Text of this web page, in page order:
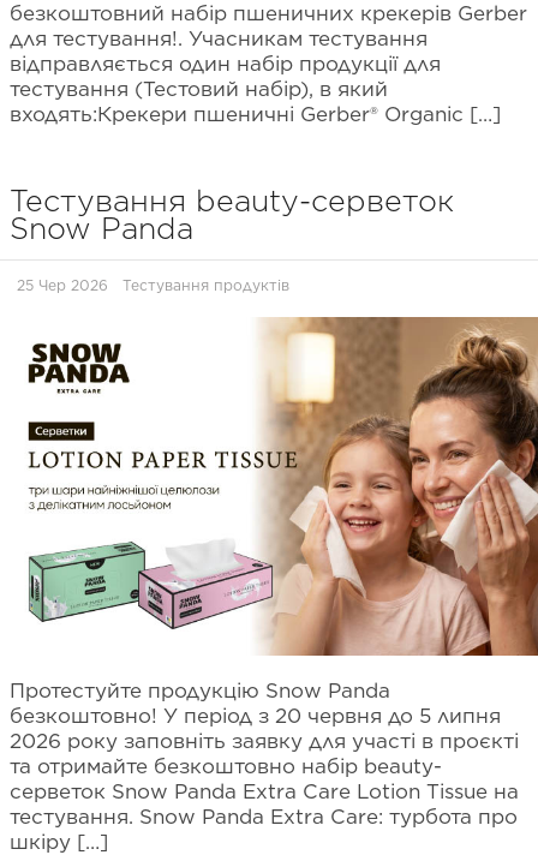
безкоштовний набір пшеничних крекерів Gerber
для тестування!. Учасникам тестування
відправляється один набір продукції для
тестування (Тестовий набір), в який
входять:Крекери пшеничні Gerber® Organic […]
Тестування beauty-серветок
Snow Panda
25 Чер 2026 Тестування продуктів
Протестуйте продукцію Snow Panda
безкоштовно! У період з 20 червня до 5 липня
2026 року заповніть заявку для участі в проєкті
та отримайте безкоштовно набір beauty-
серветок Snow Panda Extra Care Lotion Tissue на
тестування. Snow Panda Extra Care: турбота про
шкіру […]